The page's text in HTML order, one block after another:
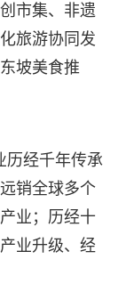
市集、非遗
旅游协同发
坡美食推
历经千年传承
销全球多个
业；历经十
业升级、经